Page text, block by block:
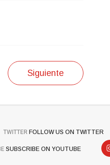
Siguiente
TWITTER FOLLOW US ON TWITTER
SUBSCRIBE ON YOUTUBE